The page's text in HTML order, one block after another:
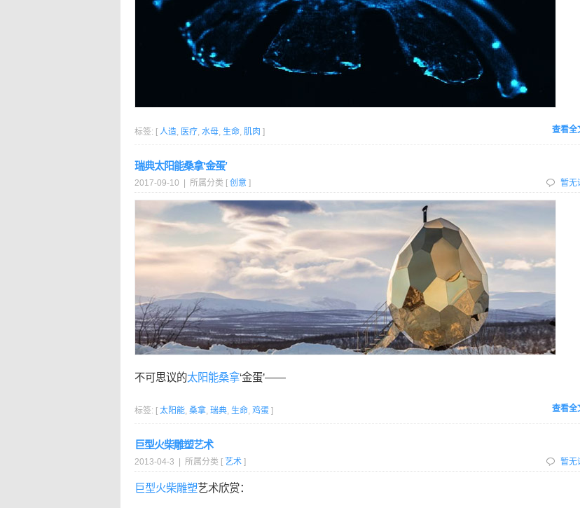
查看
标签: [ 人造, 医疗, 水母, 生命, 肌肉 ]
瑞典太阳能桑拿‘金蛋’
2017-09-10 | 所属分类 [ 创意 ] 暂无
不可思议的太阳能桑拿‘金蛋’——
查看
标签: [ 太阳能, 桑拿, 瑞典, 生命, 鸡蛋 ]
巨型火柴雕塑艺术
2013-04-3 | 所属分类 [ 艺术 ] 暂无
巨型火柴雕塑艺术欣赏：